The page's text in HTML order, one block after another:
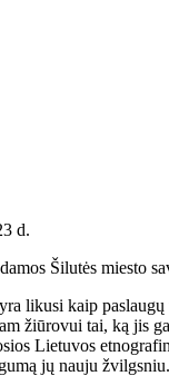
d.
Šilutės miesto
likusi kaip
žiūrovui tai, ką jis
Lietuvos
jų nauju žvilgsniu.